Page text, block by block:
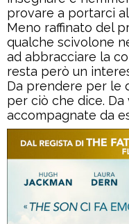
provare a portarci
Meno raffinato del
qualche scivolone
ad abbracciare la
resta però un
Da prendere per le
per ciò che dice.
accompagnate da